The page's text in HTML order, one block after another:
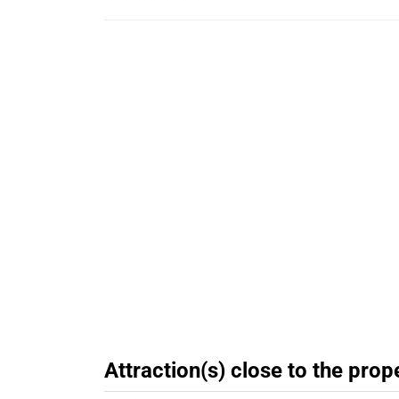
Attraction(s) close to the